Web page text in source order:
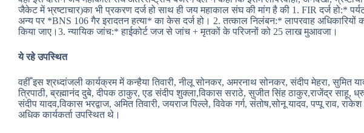
जैकेट में भ्रष्टाचार)का भी प्रकरण दर्ज हो साथ ही जय महाकाल संघ की मांग है की 1. FIR दर्ज हो:*
अन्य पर *BNS 106 गैर इरादतन हत्या* का केस दर्ज हो। 2. तत्काल निलंबन:* लापरवाह अधिकारियों
किया जाए।3. न्यायिक जांच:* हाईकोर्ट जज से जांच + मृतकों के परिजनों को 25 लाख मुआवजा।
ये रहे उपस्थित
वहीँ इस श्रध्दांजली कार्यक्रम में कन्हैया तिवारी, नीलू सोनकर, अमरनाथ सोनकर, संदीप मेहरा, सुमित
त्रिपाठी, ब्रह्मानंद दुबे, दीपक ठाकुर, एड संदीप शुक्ला,विकास सराठे, सुजीत सिंह ठाकुर,राजेंद्र साहू,
संदीप यादव,विकास भरद्वाज, अमित तिवारी, जयराज पिल्ले, विवेक गर्ग, संतोष,सोनू यादव, पप्पू राव,
अधिक कार्यकर्ता उपस्थित थे।